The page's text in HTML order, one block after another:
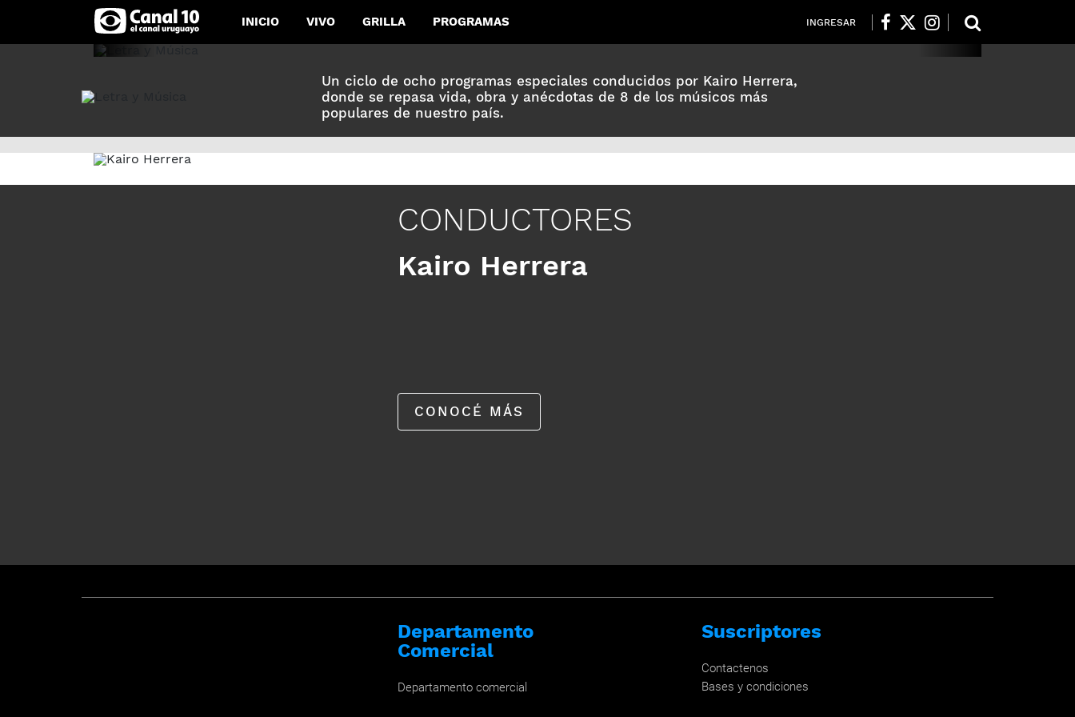
INICIO VIVO GRILLA PROGRAMAS INGRESAR
Un ciclo de ocho programas especiales conducidos por Kairo Herrera,
donde se repasa vida, obra y anécdotas de 8 de los músicos más
populares de nuestro país.
CONDUCTORES
Kairo Herrera
CONOCÉ MÁS
Departamento
Comercial
Departamento comercial
Suscriptores
Contactenos
Bases y condiciones